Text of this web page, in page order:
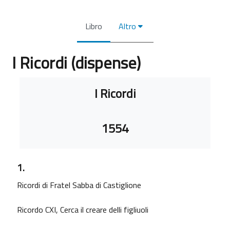
Libro Altro
I Ricordi (dispense)
I Ricordi
1554
1.
Ricordi di Fratel Sabba di Castiglione
Ricordo CXI, Cerca il creare delli figliuoli